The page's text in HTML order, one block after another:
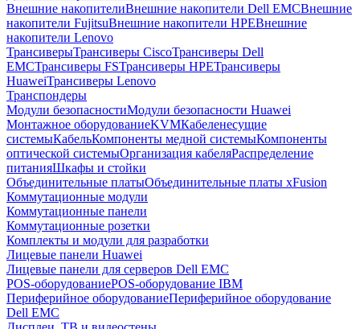
Внешние накопителиВнешние накопители Dell EMCВнешние
накопители FujitsuВнешние накопители HPEВнешние
накопители Lenovo
ТрансиверыТрансиверы CiscoТрансиверы Dell
EMCТрансиверы FSТрансиверы HPEТрансиверы
HuaweiТрансиверы Lenovo
Транспондеры
Модули безопасностиМодули безопасности Huawei
Монтажное оборудованиеKVMКабеленесущие
системыКабельКомпоненты медной системыКомпоненты
оптической системыОрганизация кабеляРаспределение
питанияШкафы и стойки
Объединительные платыОбъединительные платы xFusion
Коммутационные модули
Коммутационные панели
Коммутационные розетки
Комплекты и модули для разработки
Лицевые панели Huawei
Лицевые панели для серверов Dell EMC
POS-оборудованиеPOS-оборудование IBM
Периферийное оборудованиеПериферийное оборудование
Dell EMC